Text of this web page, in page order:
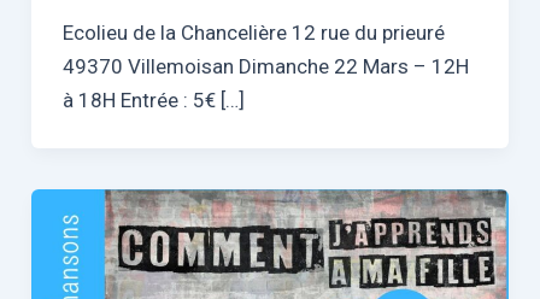
Ecolieu de la Chancelière 12 rue du prieuré
49370 Villemoisan Dimanche 22 Mars – 12H
à 18H Entrée : 5€ […]